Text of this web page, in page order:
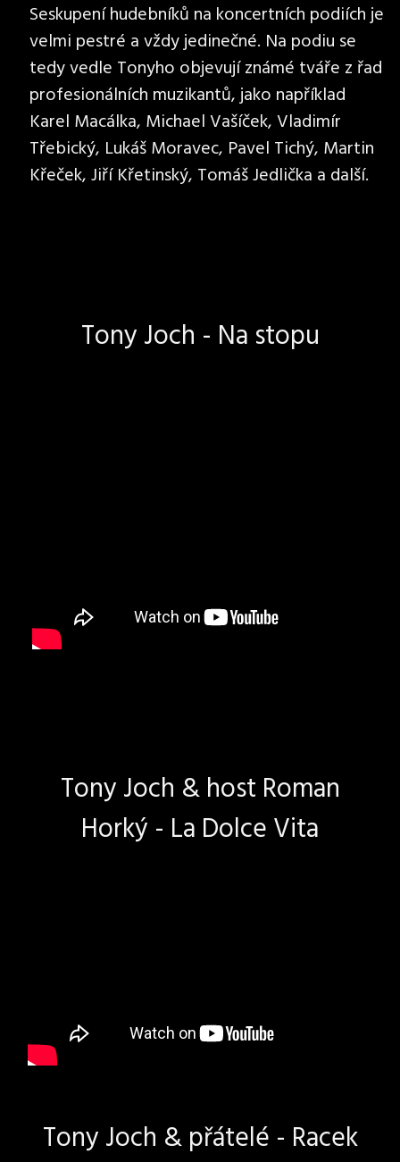
Seskupení hudebníků na koncertních podiích je
velmi pestré a vždy jedinečné. Na podiu se
tedy vedle Tonyho objevují známé tváře z řad
profesionálních muzikantů, jako například
Karel Macálka, Michael Vašíček, Vladimír
Třebický, Lukáš Moravec, Pavel Tichý, Martin
Křeček, Jiří Křetinský, Tomáš Jedlička a další.
Tony Joch - Na stopu
Tony Joch & host Roman
Horký - La Dolce Vita
Tony Joch & přátelé - Racek